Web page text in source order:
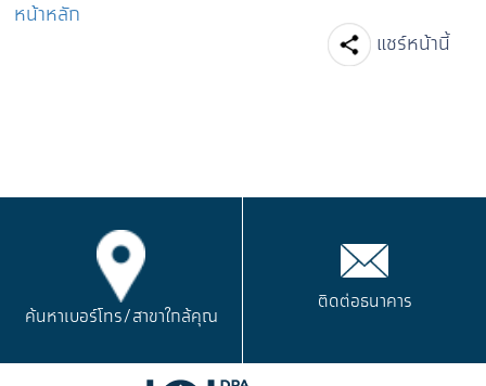
หน้าหลัก
แชร์หน้านี้
Facebook
Line
ค้นหาเบอร์โทร/สาขาใกล้คุณ
ติดต่อธนาคาร